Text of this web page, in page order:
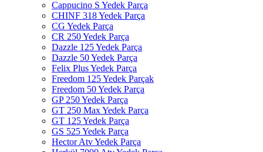
Cappucino S Yedek Parça
CHINF 318 Yedek Parça
CG Yedek Parça
CR 250 Yedek Parça
Dazzle 125 Yedek Parça
Dazzle 50 Yedek Parça
Felix Plus Yedek Parça
Freedom 125 Yedek Parçak
Freedom 50 Yedek Parça
GP 250 Yedek Parça
GT 250 Max Yedek Parça
GT 125 Yedek Parça
GS 525 Yedek Parça
Hector Atv Yedek Parça